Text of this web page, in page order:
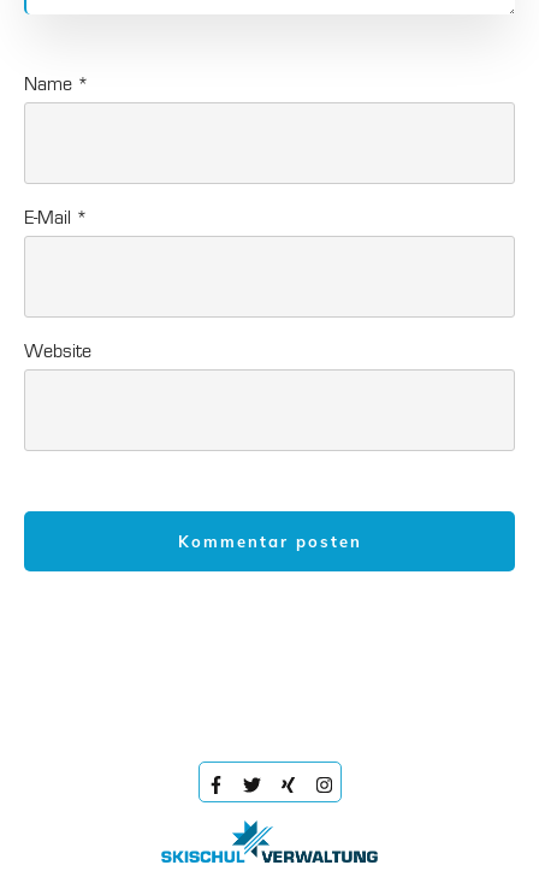
Name *
E-Mail *
Website
Kommentar posten